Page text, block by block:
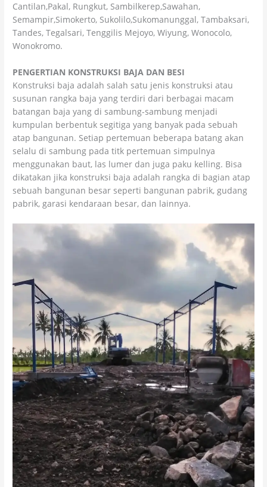
Cantilan,Pakal, Rungkut, Sambilkerep,Sawahan,
Semampir,Simokerto, Sukolilo,Sukomanunggal, Tambaksari,
Tandes, Tegalsari, Tenggilis Mejoyo, Wiyung, Wonocolo,
Wonokromo.
PENGERTIAN KONSTRUKSI BAJA DAN BESI
Konstruksi baja adalah salah satu jenis konstruksi atau
susunan rangka baja yang terdiri dari berbagai macam
batangan baja yang di sambung-sambung menjadi
kumpulan berbentuk segitiga yang banyak pada sebuah
atap bangunan. Setiap pertemuan beberapa batang akan
selalu di sambung pada titk pertemuan simpulnya
menggunakan baut, las lumer dan juga paku kelling. Bisa
dikatakan jika konstruksi baja adalah rangka di bagian atap
sebuah bangunan besar seperti bangunan pabrik, gudang
pabrik, garasi kendaraan besar, dan lainnya.